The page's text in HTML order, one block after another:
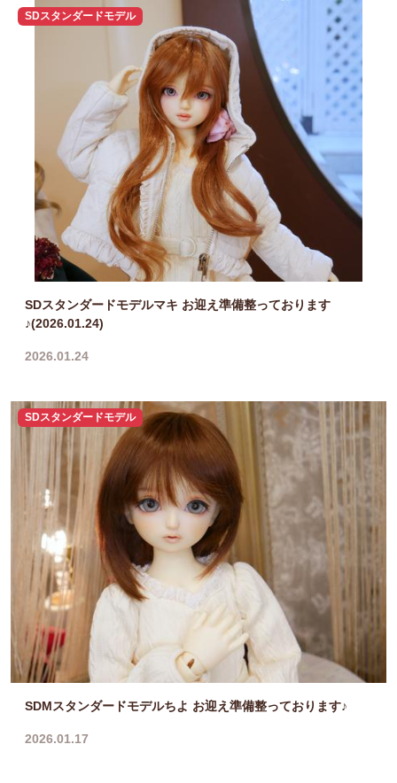
SDスタンダードモデル
SDスタンダードモデルマキ お迎え準備整っております
♪(2026.01.24)
2026.01.24
SDスタンダードモデル
SDMスタンダードモデルちよ お迎え準備整っております♪
2026.01.17